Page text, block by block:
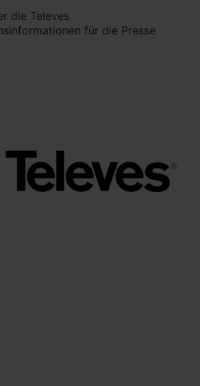
die Televes
für die Presse